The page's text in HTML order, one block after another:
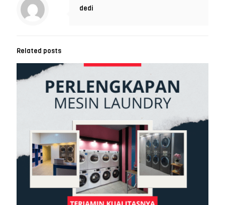
dedi
Related posts